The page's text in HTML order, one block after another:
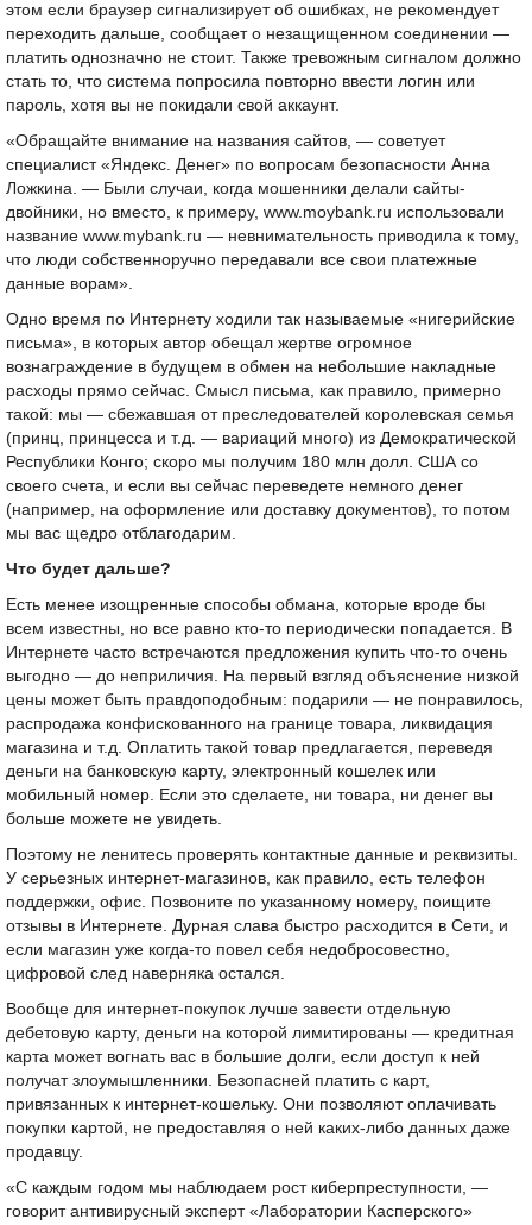
этом если браузер сигнализирует об ошибках, не рекомендует
переходить дальше, сообщает о незащищенном соединении —
платить однозначно не стоит. Также тревожным сигналом должно
стать то, что система попросила повторно ввести логин или
пароль, хотя вы не покидали свой аккаунт.
«Обращайте внимание на названия сайтов, — советует
специалист «Яндекс. Денег» по вопросам безопасности Анна
Ложкина. — Были случаи, когда мошенники делали сайты-
двойники, но вместо, к примеру, www.moybank.ru использовали
название www.mybank.ru — невнимательность приводила к тому,
что люди собственноручно передавали все свои платежные
данные ворам».
Одно время по Интернету ходили так называемые «нигерийские
письма», в которых автор обещал жертве огромное
вознаграждение в будущем в обмен на небольшие накладные
расходы прямо сейчас. Смысл письма, как правило, примерно
такой: мы — сбежавшая от преследователей королевская семья
(принц, принцесса и т.д. — вариаций много) из Демократической
Республики Конго; скоро мы получим 180 млн долл. США со
своего счета, и если вы сейчас переведете немного денег
(например, на оформление или доставку документов), то потом
мы вас щедро отблагодарим.
Что будет дальше?
Есть менее изощренные способы обмана, которые вроде бы
всем известны, но все равно кто-то периодически попадается. В
Интернете часто встречаются предложения купить что-то очень
выгодно — до неприличия. На первый взгляд объяснение низкой
цены может быть правдоподобным: подарили — не понравилось,
распродажа конфискованного на границе товара, ликвидация
магазина и т.д. Оплатить такой товар предлагается, переведя
деньги на банковскую карту, электронный кошелек или
мобильный номер. Если это сделаете, ни товара, ни денег вы
больше можете не увидеть.
Поэтому не ленитесь проверять контактные данные и реквизиты.
У серьезных интернет-магазинов, как правило, есть телефон
поддержки, офис. Позвоните по указанному номеру, поищите
отзывы в Интернете. Дурная слава быстро расходится в Сети, и
если магазин уже когда-то повел себя недобросовестно,
цифровой след наверняка остался.
Вообще для интернет-покупок лучше завести отдельную
дебетовую карту, деньги на которой лимитированы — кредитная
карта может вогнать вас в большие долги, если доступ к ней
получат злоумышленники. Безопасней платить с карт,
привязанных к интернет-кошельку. Они позволяют оплачивать
покупки картой, не предоставляя о ней каких-либо данных даже
продавцу.
«С каждым годом мы наблюдаем рост киберпреступности, —
говорит антивирусный эксперт «Лаборатории Касперского»